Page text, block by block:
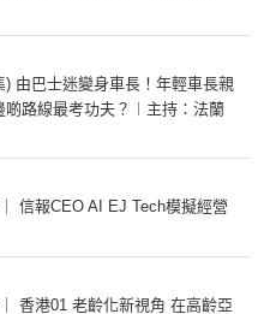
) 由巴士迷變身車長！年輕車長親
路線最考功夫？︱主持：法蘭
信報CEO AI EJ Tech模擬經營
香港01 老齡化新視角 在高齡亞